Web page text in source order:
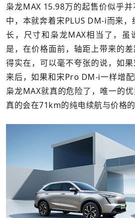
枭龙MAX 15.98万的起售价似乎
中，本就奔着宋PLUS DM-i而来
长，尺寸和枭龙MAX相当了，虽
是，在价格面前，轴距上带来的
得实在，可以毫不夸张的说，如
来后，如果和宋Pro DM-i一样增配
枭龙MAX就真的危险了，唯一的
真的会在71km的纯电续航与价格